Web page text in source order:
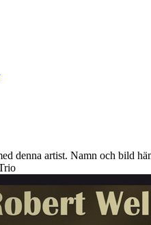
denna artist. Namn och bild